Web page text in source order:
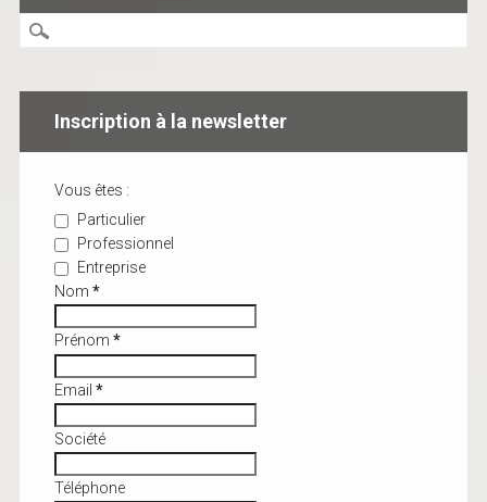
Inscription à la newsletter
Vous êtes :
Particulier
Professionnel
Entreprise
Nom *
Prénom *
Email *
Société
Téléphone